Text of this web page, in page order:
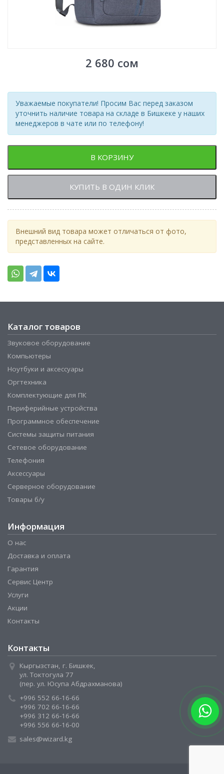
2 680 сом
Уважаемые покупатели! Просим Вас перед заказом
уточнить наличие товара на складе в Бишкеке у наших
менеджеров в чате или по телефону!
В КОРЗИНУ
КУПИТЬ В ОДИН КЛИК
Внешний вид товара может отличаться от фото,
представленных на сайте.
Каталог товаров
Звуковое оборудование
Компьютеры
Ноутбуки и аксессуары
Оргтехника
Комплектующие для ПК
Периферийные устройства
Программное обеспечение
Системы защиты питания
Сетевое оборудование
Телефония
Аксессуары
Серверное оборудование
Товары б/у
Информация
О нас
Доставка и оплата
Гарантия
Сервис Центр
Услуги
Акции
Контакты
Контакты
Кыргызстан, г. Бишкек,
ул. Токтогула 77
(пер. ул. Юсупа Абдрахманова)
+996 552 66-16-66
+996 702 66-16-66
+996 312 66-16-66
+996 556 66-16-00
sales@wizard.kg